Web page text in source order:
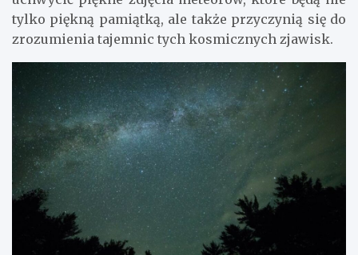
tylko piękną pamiątką, ale także przyczynią się do
zrozumienia tajemnic tych kosmicznych zjawisk.